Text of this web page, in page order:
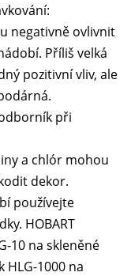
negativně ovlivnit
Příliš velká
pozitivní vliv, ale
při
a chlór mohou
dekor.
používejte
HOBART
10 na skleněné
1000 na